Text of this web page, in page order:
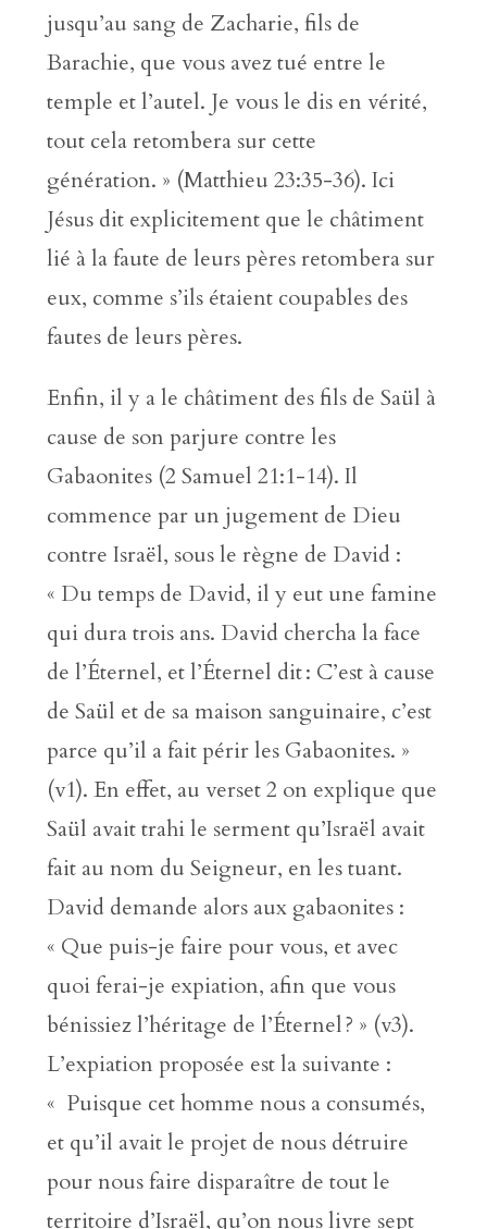
jusqu’au sang de Zacharie, fils de
Barachie, que vous avez tué entre le
temple et l’autel. Je vous le dis en vérité,
tout cela retombera sur cette
génération. » (Matthieu 23:35-36). Ici
Jésus dit explicitement que le châtiment
lié à la faute de leurs pères retombera sur
eux, comme s’ils étaient coupables des
fautes de leurs pères.
Enfin, il y a le châtiment des fils de Saül à
cause de son parjure contre les
Gabaonites (2 Samuel 21:1-14). Il
commence par un jugement de Dieu
contre Israël, sous le règne de David :
« Du temps de David, il y eut une famine
qui dura trois ans. David chercha la face
de l’Éternel, et l’Éternel dit : C’est à cause
de Saül et de sa maison sanguinaire, c’est
parce qu’il a fait périr les Gabaonites. »
(v1). En effet, au verset 2 on explique que
Saül avait trahi le serment qu’Israël avait
fait au nom du Seigneur, en les tuant.
David demande alors aux gabaonites :
« Que puis-je faire pour vous, et avec
quoi ferai-je expiation, afin que vous
bénissiez l’héritage de l’Éternel ? » (v3).
L’expiation proposée est la suivante :
« Puisque cet homme nous a consumés,
et qu’il avait le projet de nous détruire
pour nous faire disparaître de tout le
territoire d’Israël, qu’on nous livre sept